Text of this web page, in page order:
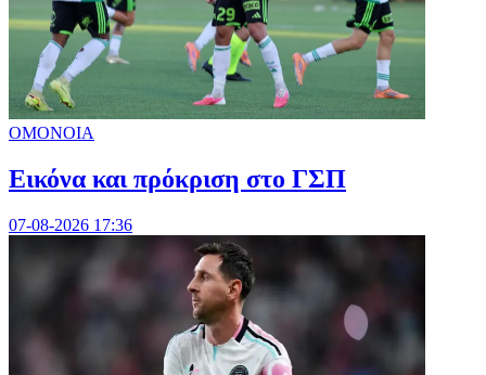
ΟΜΟΝΟΙΑ
Εικόνα και πρόκριση στο ΓΣΠ
07-08-2026 17:36